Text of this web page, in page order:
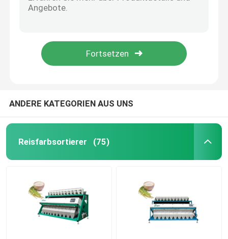
Acajoubaumfarbsortierer
Kaffeebohnen färben Sortierer
Sortierer des indischen Sesams Farb
Nuts Farbsortierer
512 Kanalwalnuß Kern-Erdnuss-Farbsortierer
ANDERE KATEGORIEN AUS UNS
Reisfarbsortierer (75)